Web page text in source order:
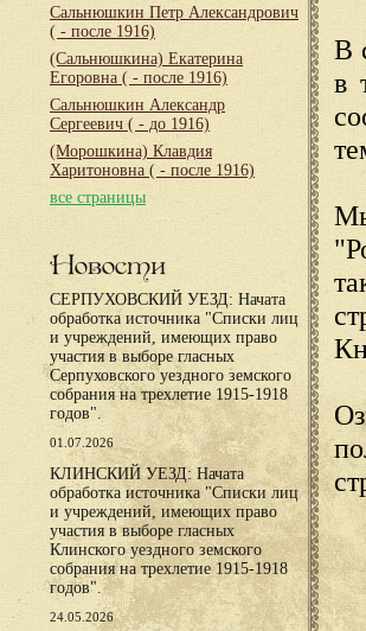
Сальнюшкин Петр Александрович
( - после 1916)
(Сальнюшкина) Екатерина
Егоровна ( - после 1916)
Сальнюшкин Александр
Сергеевич ( - до 1916)
(Морошкина) Клавдия
Харитоновна ( - после 1916)
все страницы
Новости
СЕРПУХОВСКИЙ УЕЗД: Начата
обработка источника "Списки лиц
и учреждений, имеющих право
участия в выборе гласных
Серпуховского уездного земского
собрания на трехлетие 1915-1918
годов".
01.07.2026
КЛИНСКИЙ УЕЗД: Начата
обработка источника "Списки лиц
и учреждений, имеющих право
участия в выборе гласных
Клинского уездного земского
собрания на трехлетие 1915-1918
годов".
24.05.2026
В
в